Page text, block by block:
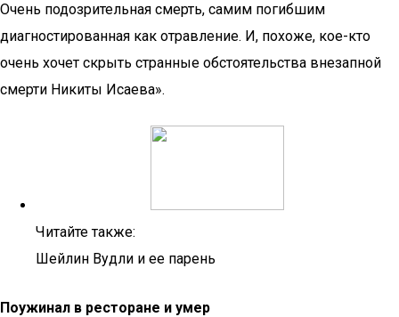
Очень подозрительная смерть, самим погибшим
диагностированная как отравление. И, похоже, кое-кто
очень хочет скрыть странные обстоятельства внезапной
смерти Никиты Исаева».
Читайте также:
Шейлин Вудли и ее парень
Поужинал в ресторане и умер